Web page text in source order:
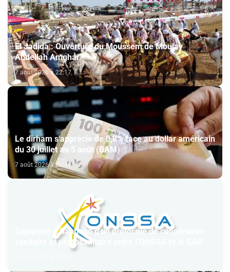
El Jadida : Ouverture du Moussem de Moulay
Abdellah Amghar
7 août 2026 à 22:17
Le dirham s'apprécie de 0,8% face au dollar américain
du 30 juillet au 5 août (BAM)
7 août 2026 à 20:49
Signature à Santiago d'un protocole de coopération
sanitaire et phytosanitaire entre l’ONSSA et le SAG